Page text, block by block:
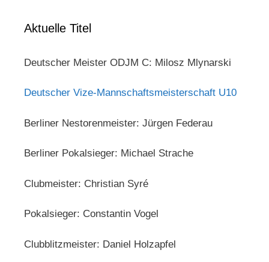
Aktuelle Titel
Deutscher Meister ODJM C: Milosz Mlynarski
Deutscher Vize-Mannschaftsmeisterschaft U10
Berliner Nestorenmeister: Jürgen Federau
Berliner Pokalsieger: Michael Strache
Clubmeister: Christian Syré
Pokalsieger: Constantin Vogel
Clubblitzmeister: Daniel Holzapfel